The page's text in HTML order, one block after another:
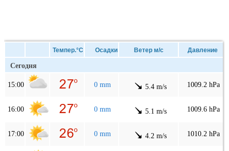
Темпер.°C Осадки Ветер м/с Давление
Сегодня
15:00 0 mm 5.4 m/s 1009.2 hPa
16:00 0 mm 5.1 m/s 1009.6 hPa
17:00 0 mm 4.2 m/s 1010.2 hPa